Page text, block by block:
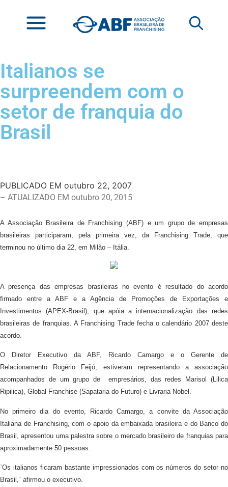
Italianos se
surpreendem com o
setor de franquia do
Brasil
PUBLICADO EM outubro 22, 2007
– ATUALIZADO EM outubro 20, 2015
A Associação Brasileira de Franchising (ABF) e um grupo de empresas
brasileiras participaram, pela primeira vez, da Franchising Trade, que
terminou no último dia 22, em Milão – Itália.
A presença das empresas brasileiras no evento é resultado do acordo
firmado entre a ABF e a Agência de Promoções de Exportações e
Investimentos (APEX-Brasil), que apóia a internacionalização das redes
brasileiras de franquias. A Franchising Trade fecha o calendário 2007 deste
acordo.
O Diretor Executivo da ABF, Ricardo Camargo e o Gerente de
Relacionamento Rogério Feijó, estiveram representando a associação
acompanhados de um grupo de empresários, das redes Marisol (Lilica
Ripilica), Global Franchise (Sapataria do Futuro) e Livraria Nobel.
No primeiro dia do evento, Ricardo Camargo, a convite da Associação
Italiana de Franchising, com o apoio da embaixada brasileira e do Banco do
Brasil, apresentou uma palestra sobre o mercado brasileiro de franquias para
aproximadamente 50 pessoas.
`Os italianos ficaram bastante impressionados com os números do setor no
Brasil,` afirmou o executivo.